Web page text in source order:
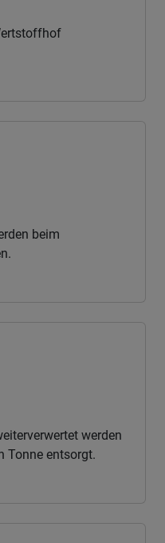
beim
werden
Tonne entsorgt.